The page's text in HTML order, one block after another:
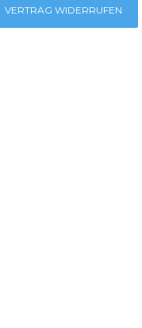
VERTRAG WIDERRUFEN